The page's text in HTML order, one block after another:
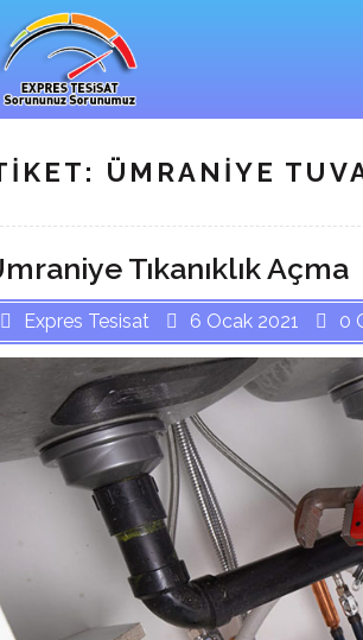
ÜMRANIYE
Tıkanıklık Açma
Expres Tesisat 6 Ocak 2021 0